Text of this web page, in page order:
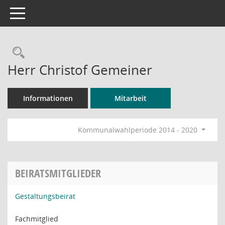
Toggle navigation
Rechercheauswahl
Herr Christof Gemeiner
Informationen Mitarbeit
Kommunalwahlperiode 2014 - 2020
BEIRATSMITGLIEDER
Gestaltungsbeirat
Fachmitglied